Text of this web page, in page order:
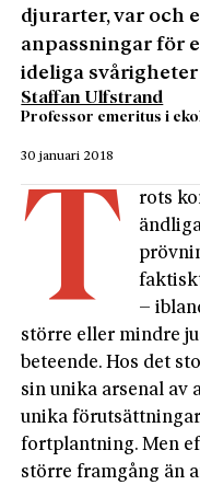
djurarter, var och
anpassningar för
ideliga svårigheter
Staffan Ulfstrand
Professor emeritus i
30 januari 2018
T
rots
–
större eller mindre
beteende. Hos det
sin unika arsenal av
unika
fortplantning. Men
större framgång än